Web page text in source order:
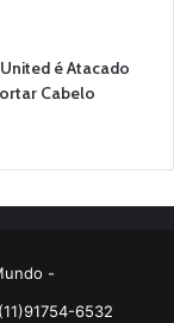
é Atacado
Cabelo
-
6532